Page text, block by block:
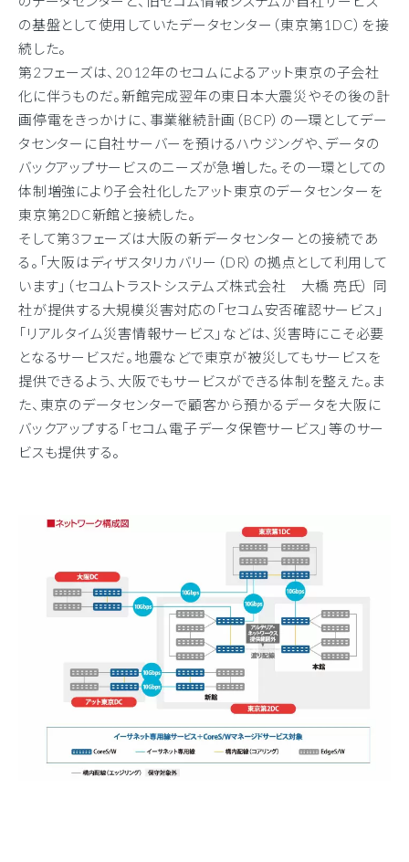
の基盤として使用していたデータセンター（東京第1DC）を接
続した。
第2フェーズは、2012年のセコムによるアット東京の子会社
化に伴うものだ。新館完成翌年の東日本大震災やその後の計
画停電をきっかけに、事業継続計画（BCP）の一環としてデー
タセンターに自社サーバーを預けるハウジングや、データの
バックアップサービスのニーズが急増した。その一環としての
体制増強により子会社化したアット東京のデータセンターを
東京第2DC新館と接続した。
そして第3フェーズは大阪の新データセンターとの接続であ
る。「大阪はディザスタリカバリー（DR）の拠点として利用して
います」（セコムトラストシステムズ株式会社 大橋 亮氏） 同
社が提供する大規模災害対応の「セコム安否確認サービス」
「リアルタイム災害情報サービス」などは、災害時にこそ必要
となるサービスだ。地震などで東京が被災してもサービスを
提供できるよう、大阪でもサービスができる体制を整えた。ま
た、東京のデータセンターで顧客から預かるデータを大阪に
バックアップする「セコム電子データ保管サービス」等のサー
ビスも提供する。